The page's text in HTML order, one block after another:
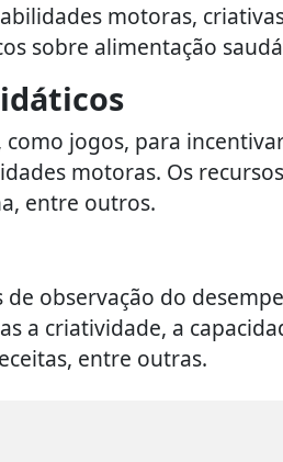
motoras,
sobre alimentação
jogos, para
motoras. Os
entre outros.
de observação do
a criatividade, a
entre outras.